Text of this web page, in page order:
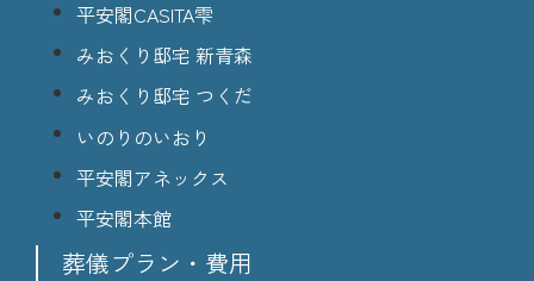
平安閣CASITA雫
みおくり邸宅 新青森
みおくり邸宅 つくだ
いのりのいおり
平安閣アネックス
平安閣本館
葬儀プラン・費用